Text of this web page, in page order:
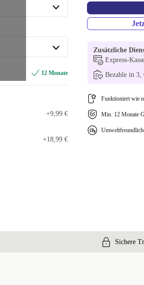
+15,47 €
+16,47 €
+51,47 €
12 Monate
+9,99 €
+18,99 €
Zusätzliche
Express-
Bezahle in
Funktioniert wie
Min. 12 Monate
Sichere